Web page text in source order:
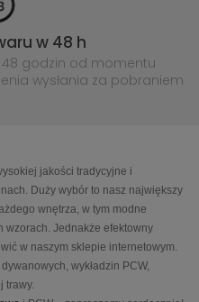
w 48 h
godzin od momentu
wysłania za pobraniem
jakości tradycyjne i
Duży wybór to nasz największy
wnętrza, w tym modne
wzorach. Jednakże efektowny
w naszym sklepie internetowym.
wykładzin PCW,
trawy.